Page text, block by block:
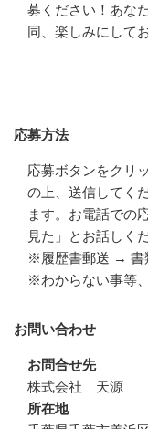
募ください！あな
同、楽しみにして
応募方法
応募ボタンをクリ
の上、送信してく
ます。お電話での
見た」とお話しく
※履歴書郵送 → 書
※わからない事等
お問い合わせ
お問合せ先
株式会社　天源
所在地